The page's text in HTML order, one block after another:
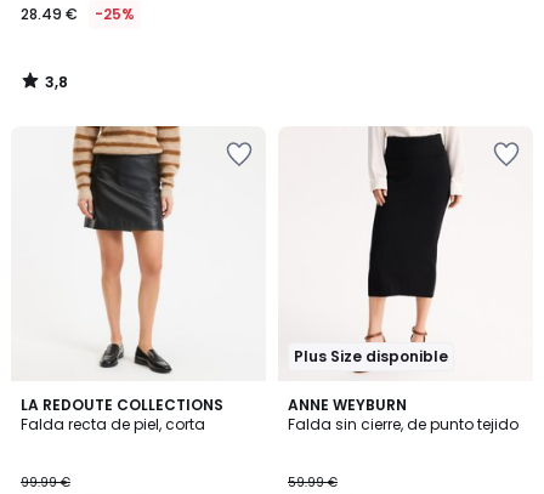
28.49 € -25%
3,8
/
LA REDOUTE COLLECTIONS
Falda recta de piel, corta
99.99 €
4,8
/ 5
Plus Size disponible
ANNE WEYBURN
Falda sin cierre, de punto tejido
59.99 €
4,6
/ 5